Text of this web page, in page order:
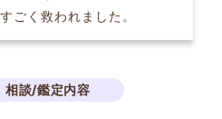
ごく救われました。